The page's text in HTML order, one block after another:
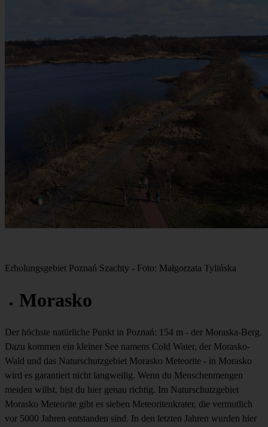
Erholungsgebiet Poznań Szachty - Foto: Małgorzata Tylińska
Morasko
Der höchste natürliche Punkt in Poznań: 154 m - der Moraska-Berg.
Dazu kommen ein kleiner See namens Cold Water, der Morasko-
Wald und das Naturschutzgebiet Morasko Meteorite - in Morasko
wird es garantiert nicht langweilig. Wenn du Menschenmengen
meiden willst, bist du hier genau richtig. Im Naturschutzgebiet
Morasko Meteorite gibt es sieben Meteoritenkrater, die vermutlich
vor 5000 Jahren entstanden sind. In den letzten Jahren wurden hier